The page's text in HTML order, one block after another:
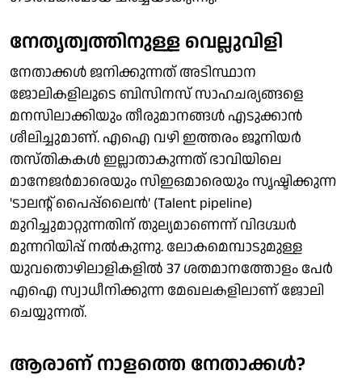
നേതൃത്വത്തിനുള്ള വെല്ലുവിളി
നേതാക്കൾ ജനിക്കുന്നത് അടിസ്ഥാന
ജോലികളിലൂടെ ബിസിനസ് സാഹചര്യങ്ങളെ
മനസിലാക്കിയും തീരുമാനങ്ങൾ എടുക്കാൻ
ശീലിച്ചുമാണ്. എഐ വഴി ഇത്തരം ജൂനിയർ
തസ്തികകൾ ഇല്ലാതാകുന്നത് ഭാവിയിലെ
മാനേജർമാരെയും സിഇഒമാരെയും സൃഷ്ടിക്കുന്ന
'ടാലന്റ് പൈപ്പ്‌ലൈൻ' (Talent pipeline)
മുറിച്ചുമാറ്റുന്നതിന് തുല്യമാണെന്ന് വിദഗ്ദ്ധർ
മുന്നറിയിപ്പ് നൽകുന്നു. ലോകമെമ്പാടുമുള്ള
യുവതൊഴിലാളികളിൽ 37 ശതമാനത്തോളം പേർ
എഐ സ്വാധീനിക്കുന്ന മേഖലകളിലാണ് ജോലി
ചെയ്യുന്നത്.
ആരാണ് നാളത്തെ നേതാക്കൾ?